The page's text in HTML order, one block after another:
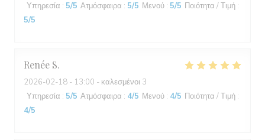
Υπηρεσία : 5/5 Ατμόσφαιρα : 5/5 Μενού : 5/5 Ποιότητα / Τιμή :
5/5
Renée S
2026-02-18 - 13:00 - καλεσμένοι 3
Υπηρεσία : 5/5 Ατμόσφαιρα : 4/5 Μενού : 4/5 Ποιότητα / Τιμή :
4/5